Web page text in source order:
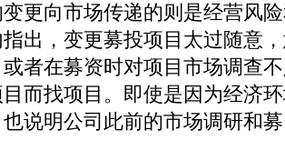
更向市场传递的则是经营风
出，变更募投项目太过随意
者在募资时对项目市场调查
而找项目。即使是因为经济
说明公司此前的市场调研和